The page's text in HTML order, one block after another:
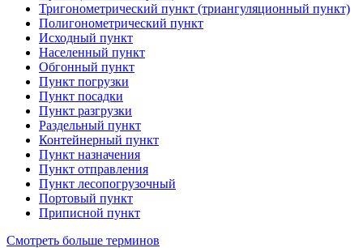
Тригонометрический пункт (триангуляционный пункт)
Полигонометрический пункт
Исходный пункт
Населенный пункт
Обгонный пункт
Пункт погрузки
Пункт посадки
Пункт разгрузки
Раздельный пункт
Контейнерный пункт
Пункт назначения
Пункт отправления
Пункт лесопогрузочный
Портовый пункт
Приписной пункт
Смотреть больше терминов